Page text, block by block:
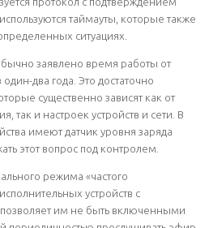
таймауты, которые также
ситуациях.
заявлено время работы от
два года. Это достаточно
существенно зависят как от
так и настроек устройств и сети. В
имеют датчик уровня заряда
этот вопрос под контролем.
режима «частого
устройств с
им не быть включенными